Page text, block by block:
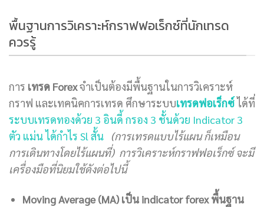
พื้นฐานการวิเคราะห์กราฟฟอเร็กซ์ที่นักเทรด
ควรรู้
การ เทรด Forexจำเป็นต้องมีพื้นฐานในการวิเคราะห์
กราฟ และเทคนิคการเทรด ศึกษาระบบเทรดฟอเร็กซ์ได้ที่
ระบบเทรดทองด้วย 3 อินดี้ กรอง 3 ชั้นด้วย Indicator 3
ตัว แม่น ได้กำไร Sl สั้น
(การเทรดแบบไร้แผน ก็เหมือน
การเดินทางโดยไร้แผนที่) การวิเคราะห์กราฟฟอเร็กซ์ จะมี
เครื่องมือที่นิยมใช้ดังต่อไปนี้
Moving Average (MA) เป็น indicator forex พื้นฐาน